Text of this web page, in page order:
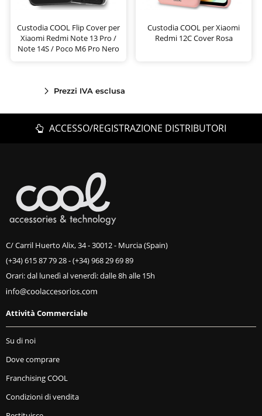
Custodia COOL Flip Cover per
Xiaomi Redmi Note 13 Pro /
Note 14S / Poco M6 Pro Nero
Custodia COOL per Xiaomi
Redmi 12C Cover Rosa
Prezzi IVA esclusa
ACCESSO/REGISTRAZIONE DISTRIBUTORI
C/ Carril Huerto Alix, 34 - 30012 - Murcia (Spain)
(+34) 615 87 79 28-(+34) 968 29 69 89
Orari: dal lunedì al venerdì: dalle 8h alle 15h
Attività Commerciale
Su di noi
Dove comprare
Franchising COOL
Condizioni di vendita